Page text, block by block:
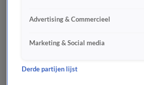
Advertising & Commercieel
Marketing & Social media
Derde partijen lijst